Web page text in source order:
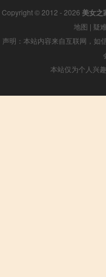
Copyright © 2012 - 2026 美女之
地图 | 疑
声明：本站内容来自互联网，如
本站仅为个人兴